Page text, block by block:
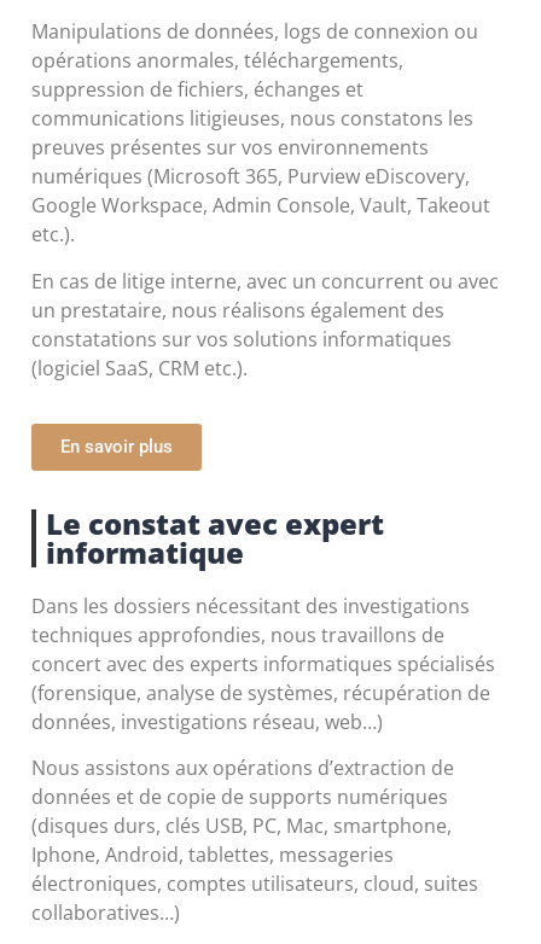
Manipulations de données, logs de connexion ou
opérations anormales, téléchargements,
suppression de fichiers, échanges et
communications litigieuses, nous constatons les
preuves présentes sur vos environnements
numériques (Microsoft 365, Purview eDiscovery,
Google Workspace, Admin Console, Vault, Takeout
etc.).
En cas de litige interne, avec un concurrent ou avec
un prestataire, nous réalisons également des
constatations sur vos solutions informatiques
(logiciel SaaS, CRM etc.).
En savoir plus
Le constat avec expert
informatique
Dans les dossiers nécessitant des investigations
techniques approfondies, nous travaillons de
concert avec des experts informatiques spécialisés
(forensique, analyse de systèmes, récupération de
données, investigations réseau, web…)
Nous assistons aux opérations d’extraction de
données et de copie de supports numériques
(disques durs, clés USB, PC, Mac, smartphone,
Iphone, Android, tablettes, messageries
électroniques, comptes utilisateurs, cloud, suites
collaboratives…)